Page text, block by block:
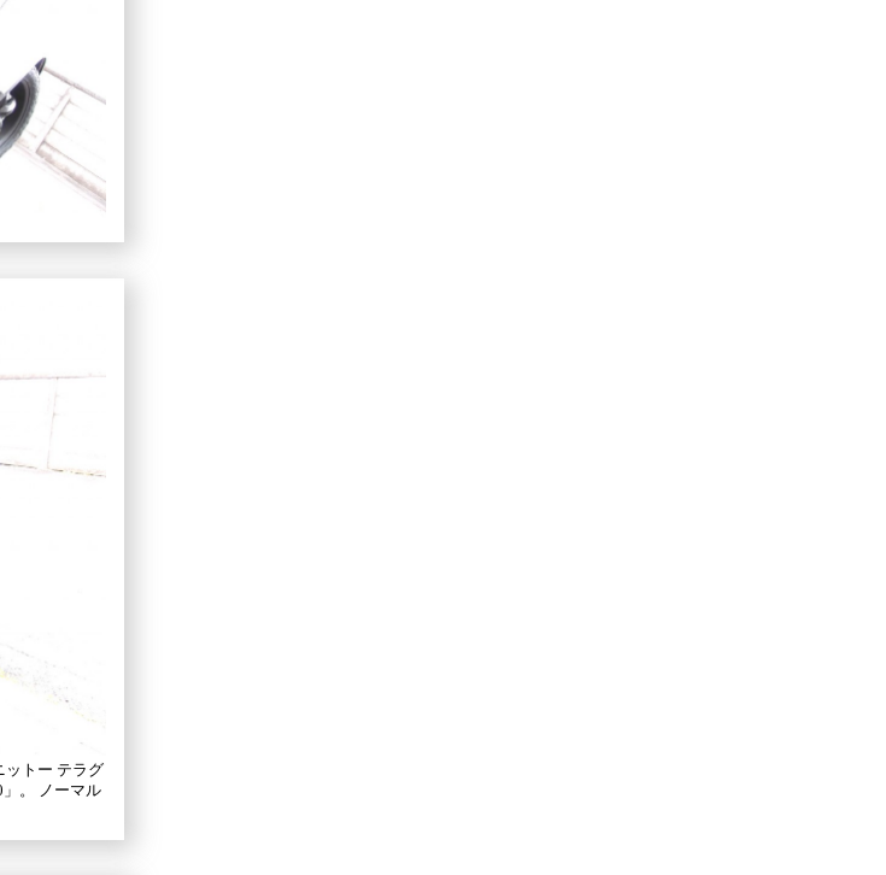
ットー テラグ
」。 ノーマル